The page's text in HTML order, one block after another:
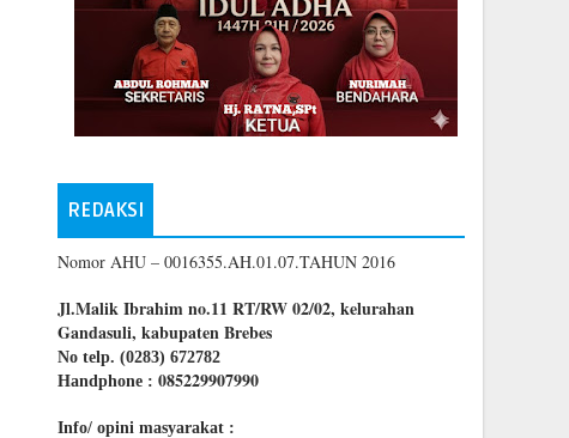
REDAKSI
Nomor AHU – 0016355.AH.01.07.TAHUN 2016
Jl.Malik Ibrahim no.11 RT/RW 02/02, kelurahan
Gandasuli, kabupaten Brebes
No telp. (0283) 672782
Handphone : 085229907990
Info/ opini masyarakat :